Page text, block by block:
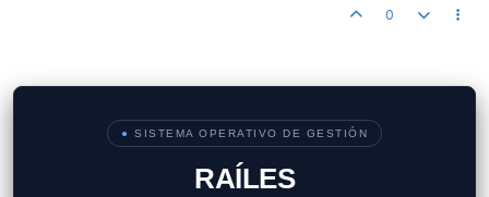
0
● SISTEMA OPERATIVO DE GESTIÓN
RAÍLES